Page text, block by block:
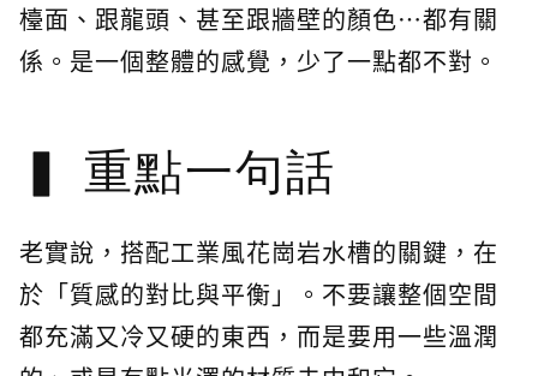
檯面、跟龍頭、甚至跟牆壁的顏色…都有關
係。是一個整體的感覺，少了一點都不對。
重點一句話
老實說，搭配工業風花崗岩水槽的關鍵，在
於「質感的對比與平衡」。不要讓整個空間
都充滿又冷又硬的東西，而是要用一些溫潤